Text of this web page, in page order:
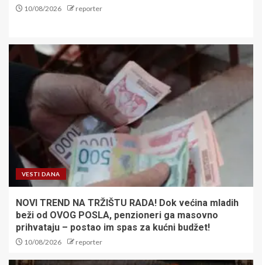
10/08/2026 reporter
VESTI DANA
NOVI TREND NA TRŽIŠTU RADA! Dok većina mladih
beži od OVOG POSLA, penzioneri ga masovno
prihvataju – postao im spas za kućni budžet!
10/08/2026 reporter